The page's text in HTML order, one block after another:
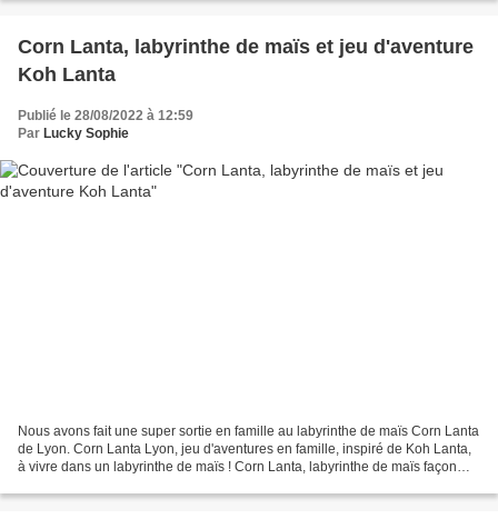
Corn Lanta, labyrinthe de maïs et jeu d'aventure
Koh Lanta
Publié le 28/08/2022 à 12:59
Par Lucky Sophie
Nous avons fait une super sortie en famille au labyrinthe de maïs Corn Lanta
de Lyon. Corn Lanta Lyon, jeu d'aventures en famille, inspiré de Koh Lanta,
à vivre dans un labyrinthe de maïs ! Corn Lanta, labyrinthe de maïs façon